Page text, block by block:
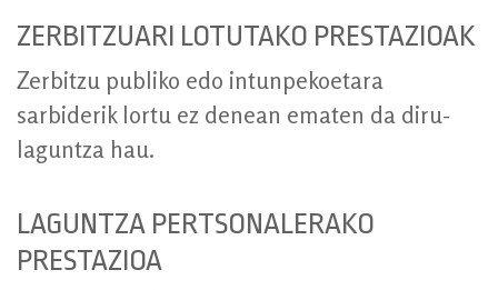
ZERBITZUARI LOTUTAKO PRESTAZIOAK
Zerbitzu publiko edo intunpekoetara
sarbiderik lortu ez denean ematen da diru-
laguntza hau.
LAGUNTZA PERTSONALERAKO
PRESTAZIOA